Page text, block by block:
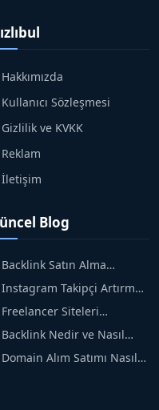
Hakkımızda
Kullanıcı Sözleşmesi
Gizlilik ve KVKK
Reklam
İletişim
Blog
Backlink Satın Alma
Güvenli SEO İçin
Adımlar
Instagram Takipçi Artırma
Organik Büyüme
Freelancer Siteleri
Doğru Seçim Nasıl
Backlink Nedir ve Nasıl
Etkili Yöntemler
Domain Alım Satımı Nasıl